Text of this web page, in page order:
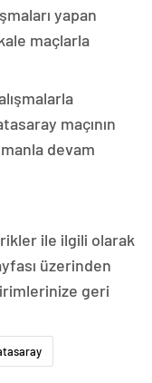
yapan
maçlarla
maçının
devam
ile ilgili olarak
üzerinden
geri